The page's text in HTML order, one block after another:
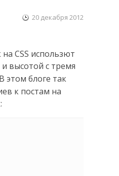
20 декабря 2012
CSS использют
высотой c тремя
блоге так
к постам на